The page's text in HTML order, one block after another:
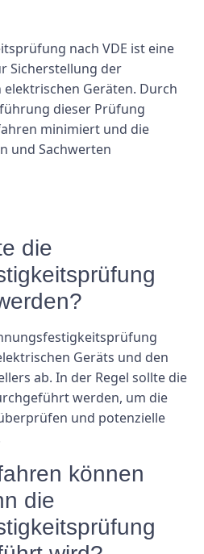
nach VDE ist eine
Sicherstellung der
Geräten. Durch
dieser Prüfung
minimiert und die
und Sachwerten
die
Geräts und den
ab. In der Regel sollte die
werden, um die
und potenzielle
können
die